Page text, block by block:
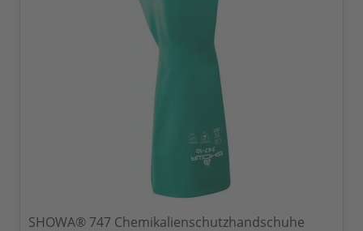
SHOWA® 747 Chemikalienschutzhandschuhe